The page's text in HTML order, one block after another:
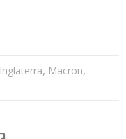
Inglaterra, Macron,